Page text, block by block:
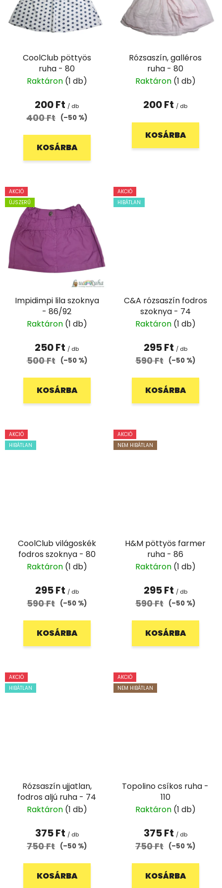
d
e
e
CoolClub pöttyös
ruha - 80
Raktáron (1 db)
200 Ft / db
400 Ft (–50 %)
KOSÁRBA
Rózsaszín, galléros
ruha - 80
Raktáron (1 db)
200 Ft / db
KOSÁRBA
AKCIÓ
ÚJSZERŰ
Impidimpi lila szoknya
- 86/92
Raktáron (1 db)
250 Ft / db
500 Ft (–50 %)
KOSÁRBA
AKCIÓ
HIBÁTLAN
C&A rózsaszín fodros
szoknya - 74
Raktáron (1 db)
295 Ft / db
590 Ft (–50 %)
KOSÁRBA
AKCIÓ
HIBÁTLAN
CoolClub világoskék
fodros szoknya - 80
Raktáron (1 db)
295 Ft / db
590 Ft (–50 %)
KOSÁRBA
AKCIÓ
NEM HIBÁTLAN
H&M pöttyös farmer
ruha - 86
Raktáron (1 db)
295 Ft / db
590 Ft (–50 %)
KOSÁRBA
AKCIÓ
HIBÁTLAN
Rózsaszín ujjatlan,
fodros aljú ruha - 74
Raktáron (1 db)
375 Ft / db
750 Ft (–50 %)
KOSÁRBA
AKCIÓ
NEM HIBÁTLAN
Topolino csíkos ruha -
110
Raktáron (1 db)
375 Ft / db
750 Ft (–50 %)
KOSÁRBA